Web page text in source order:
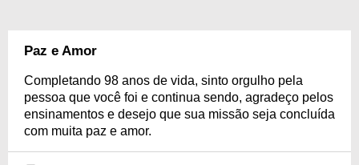
Paz e Amor
Completando 98 anos de vida, sinto orgulho pela
pessoa que você foi e continua sendo, agradeço pelos
ensinamentos e desejo que sua missão seja concluída
com muita paz e amor.